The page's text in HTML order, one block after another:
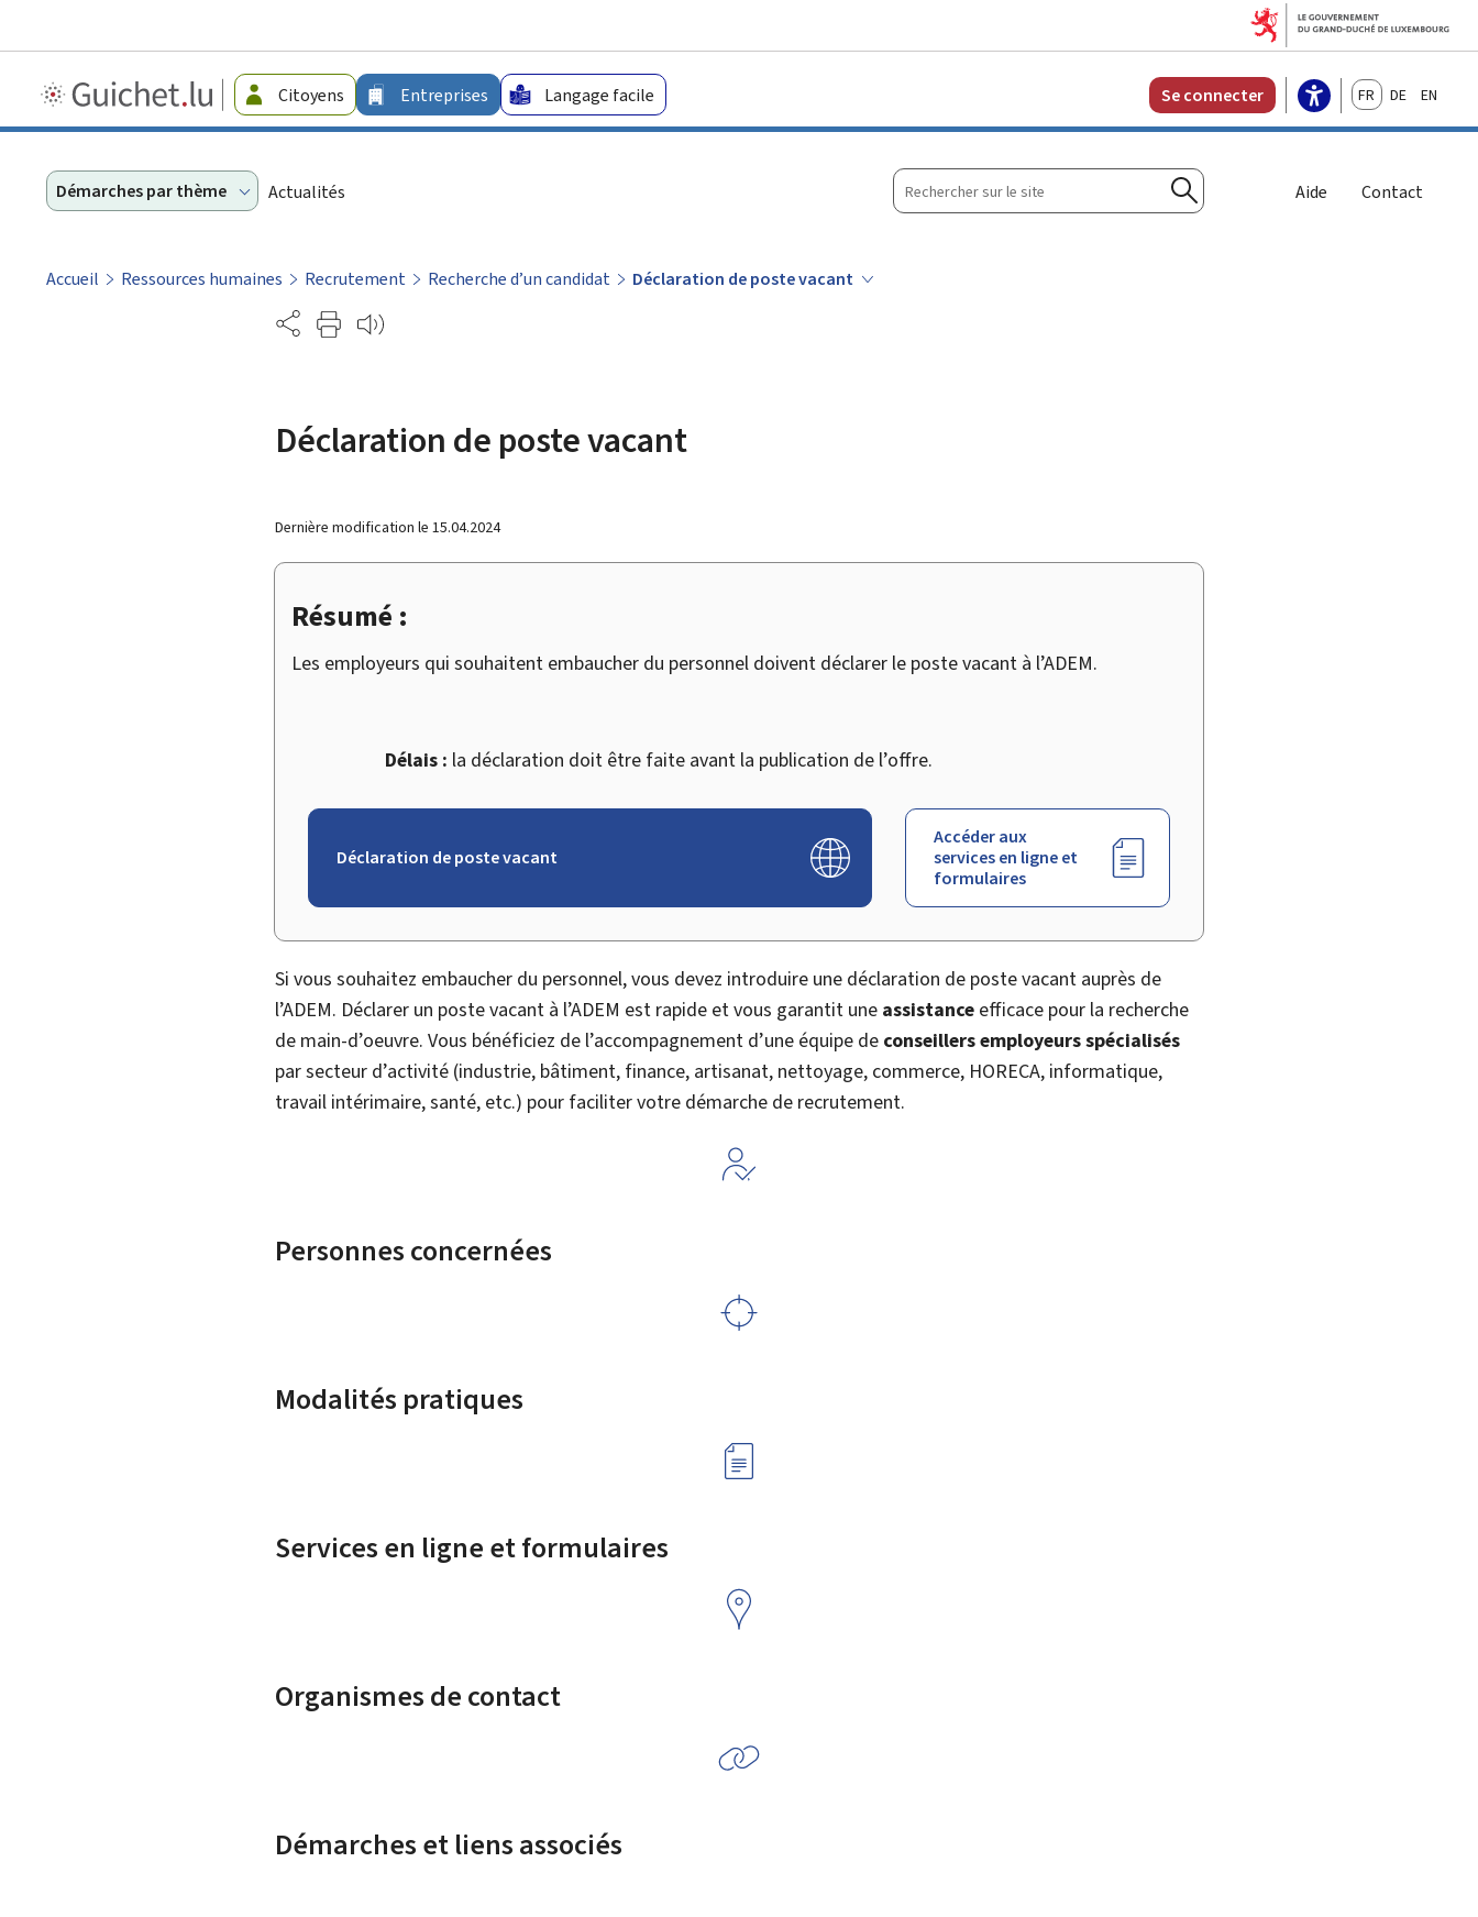
Guichet.lu
-
Citoyens Entreprises Langage facile Se connecter FrançaisDeutschEnglish
Démarches par thème Actualités
Rechercher
sur
Rechercher
Aide Contact
Accueil Ressources humaines Recrutement Recherche d’un candidat
Déclaration de poste vacant
Partage
Déclaration de poste vacant
Dernière modification le 15.04.2024
Résumé :
Les employeurs qui souhaitent embaucher du personnel doivent déclarer le poste vacant à l’ADEM.
Délais : la déclaration doit être faite avant la publication de l’offre.
Déclaration de poste vacant
Accéder aux
services en ligne et
formulaires
Si vous souhaitez embaucher du personnel, vous devez introduire une déclaration de poste vacant auprès de
l’ADEM. Déclarer un poste vacant à l’ADEM est rapide et vous garantit une assistance efficace pour la recherche
de main-d’oeuvre. Vous bénéficiez de l’accompagnement d’une équipe de conseillers employeurs spécialisés
par secteur d’activité (industrie, bâtiment, finance, artisanat, nettoyage, commerce, HORECA, informatique,
travail intérimaire, santé, etc.) pour faciliter votre démarche de recrutement.
Personnes concernées
Modalités pratiques
Services en ligne et formulaires
Organismes de contact
Démarches et liens associés